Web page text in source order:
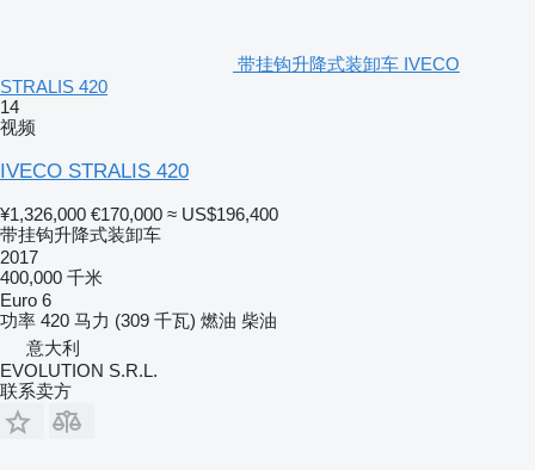
带挂钩升降式装卸车 IVECO
STRALIS 420
14
视频
IVECO STRALIS 420
¥1,326,000 €170,000 ≈ US$196,400
带挂钩升降式装卸车
2017
400,000 千米
Euro 6
功率 420 马力 (309 千瓦) 燃油 柴油
意大利
EVOLUTION S.R.L.
联系卖方